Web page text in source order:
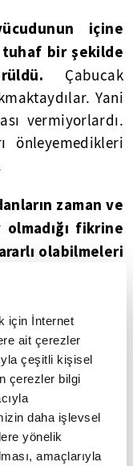
için İnternet
ait çerezler
çeşitli kişisel
çerezler bilgi
daha işlevsel
yönelik
amaçlarıyla
içine
bir şekilde
Çabucak
Yani
vermiyorlardı.
önleyemedikleri
zaman ve
fikrine
olabilmeleri
etkili
olmak üzere
hatta
ciddi
Yağda eriyen A,